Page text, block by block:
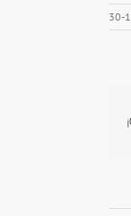
30-